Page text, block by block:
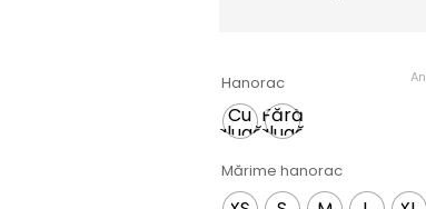
Hanorac
Cu
glugă
Fără
glugă
Mărime hanorac